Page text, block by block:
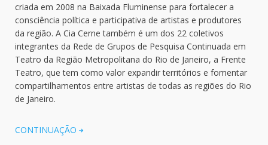
criada em 2008 na Baixada Fluminense para fortalecer a
consciência política e participativa de artistas e produtores
da região. A Cia Cerne também é um dos 22 coletivos
integrantes da Rede de Grupos de Pesquisa Continuada em
Teatro da Região Metropolitana do Rio de Janeiro, a Frente
Teatro, que tem como valor expandir territórios e fomentar
compartilhamentos entre artistas de todas as regiões do Rio
de Janeiro.
CONTINUAÇÃO